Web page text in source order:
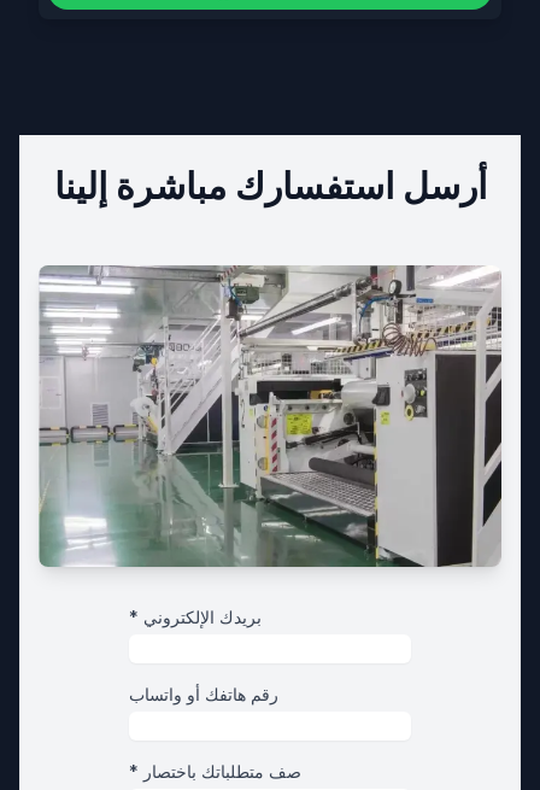
أرسل استفسارك مباشرة إلينا
* بريدك الإلكتروني
رقم هاتفك أو واتساب
* صف متطلباتك باختصار